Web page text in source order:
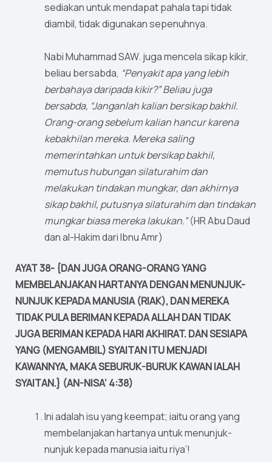
sediakan untuk mendapat pahala tapi tidak
diambil, tidak digunakan sepenuhnya.
Nabi Muhammad SAW. juga mencela sikap kikir,
beliau bersabda, “Penyakit apa yang lebih
berbahaya daripada kikir?” Beliau juga
bersabda, “Janganlah kalian bersikap bakhil.
Orang-orang sebelum kalian hancur karena
kebakhilan mereka. Mereka saling
memerintahkan untuk bersikap bakhil,
memutus hubungan silaturahim dan
melakukan tindakan mungkar, dan akhirnya
sikap bakhil, putusnya silaturahim dan tindakan
mungkar biasa mereka lakukan.”(HR Abu Daud
dan al-Hakim dari Ibnu Amr)
AYAT 38- {DAN JUGA ORANG-ORANG YANG
MEMBELANJAKAN HARTANYA DENGAN MENUNJUK-
NUNJUK KEPADA MANUSIA (RIAK), DAN MEREKA
TIDAK PULA BERIMAN KEPADA ALLAH DAN TIDAK
JUGA BERIMAN KEPADA HARI AKHIRAT. DAN SESIAPA
YANG (MENGAMBIL) SYAITAN ITU MENJADI
KAWANNYA, MAKA SEBURUK-BURUK KAWAN IALAH
SYAITAN.} (AN-NISA’ 4:38)
Ini adalah isu yang keempat; iaitu orang yang
membelanjakan hartanya untuk menunjuk-
nunjuk kepada manusia iaitu riya’!